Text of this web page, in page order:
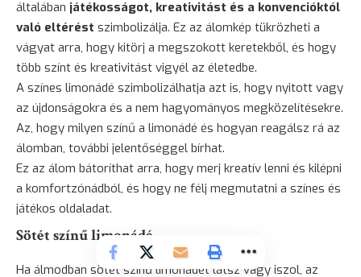
általában játékosságot, kreativitást és a konvencióktól
való eltérést szimbolizálja. Ez az álomkép tükrözheti a
vágyat arra, hogy kitörj a megszokott keretekből, és hogy
több színt és kreativitást vigyél az életedbe.
A színes limonádé szimbolizálhatja azt is, hogy nyitott vagy
az újdonságokra és a nem hagyományos megközelítésekre.
Az, hogy milyen színű a limonádé és hogyan reagálsz rá az
álomban, további jelentőséggel bírhat.
Ez az álom bátoríthat arra, hogy merj kreatív lenni és kilépni
a komfortzónádból, és hogy ne félj megmutatni a színes és
játékos oldaladat.
Sötét színű limonádé
Ha álmodban sötét színű limonádét látsz vagy iszol, az